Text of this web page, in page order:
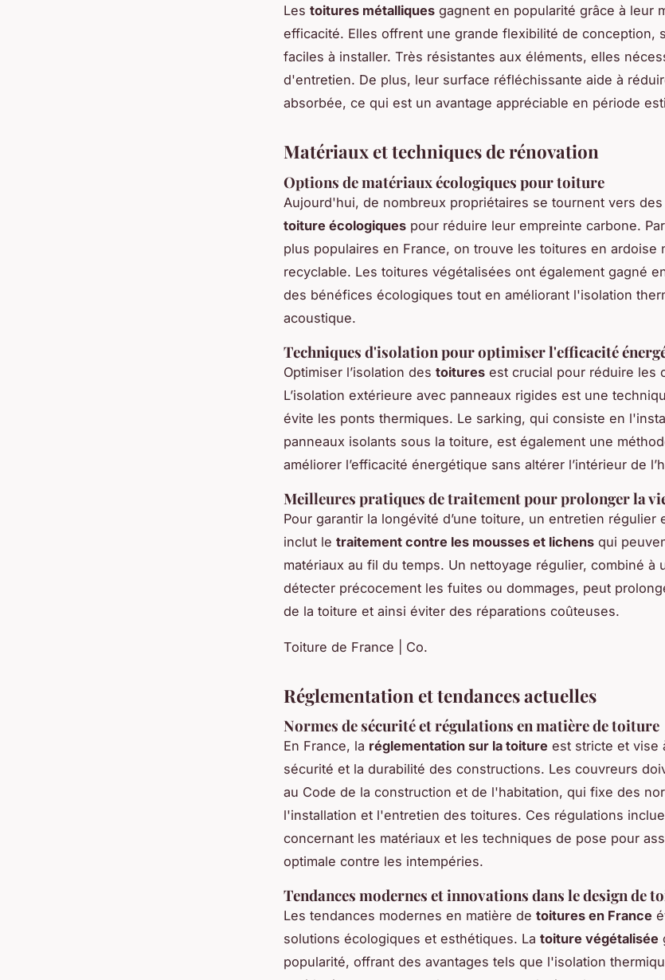
Les toitures métalliques gagnent en popularité grâce à leur
efficacité. Elles offrent une grande flexibilité de conception,
faciles à installer. Très résistantes aux éléments, elles
d'entretien. De plus, leur surface réfléchissante aide à
absorbée, ce qui est un avantage appréciable en période
Matériaux et techniques de rénovation
Options de matériaux écologiques pour toiture
Aujourd'hui, de nombreux propriétaires se tournent vers des
toiture écologiques pour réduire leur empreinte carbone.
plus populaires en France, on trouve les toitures en ardoise
recyclable. Les toitures végétalisées ont également gagné
des bénéfices écologiques tout en améliorant l'isolation
acoustique.
Techniques d'isolation pour optimiser l'efficacité
Optimiser l’isolation des toitures est crucial pour réduire les
L’isolation extérieure avec panneaux rigides est une
évite les ponts thermiques. Le sarking, qui consiste en
panneaux isolants sous la toiture, est également une
améliorer l’efficacité énergétique sans altérer l’intérieur de
Meilleures pratiques de traitement pour prolonger la
Pour garantir la longévité d’une toiture, un entretien régulier
inclut le traitement contre les mousses et lichens qui
matériaux au fil du temps. Un nettoyage régulier, combiné à
détecter précocement les fuites ou dommages, peut
de la toiture et ainsi éviter des réparations coûteuses.
Toiture de France | Co.
Réglementation et tendances actuelles
Normes de sécurité et régulations en matière de toiture
En France, la réglementation sur la toiture est stricte et vise
sécurité et la durabilité des constructions. Les couvreurs
au Code de la construction et de l'habitation, qui fixe des
l'installation et l'entretien des toitures. Ces régulations
concernant les matériaux et les techniques de pose pour
optimale contre les intempéries.
Tendances modernes et innovations dans le design de
Les tendances modernes en matière de toitures en France
solutions écologiques et esthétiques. La toiture végétalisée
popularité, offrant des avantages tels que l'isolation